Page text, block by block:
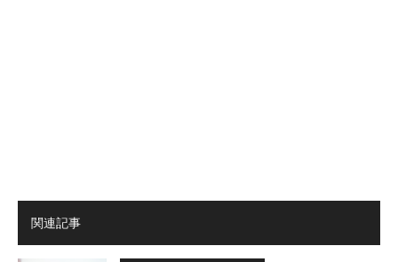
関連記事